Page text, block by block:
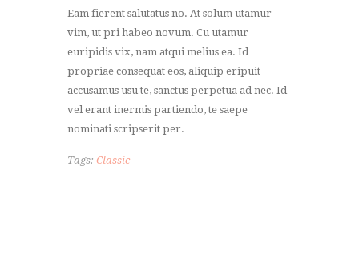
Eam fierent salutatus no. At solum utamur
vim, ut pri habeo novum. Cu utamur
euripidis vix, nam atqui melius ea. Id
propriae consequat eos, aliquip eripuit
accusamus usu te, sanctus perpetua ad nec. Id
vel erant inermis partiendo, te saepe
nominati scripserit per.
Tags: Classic